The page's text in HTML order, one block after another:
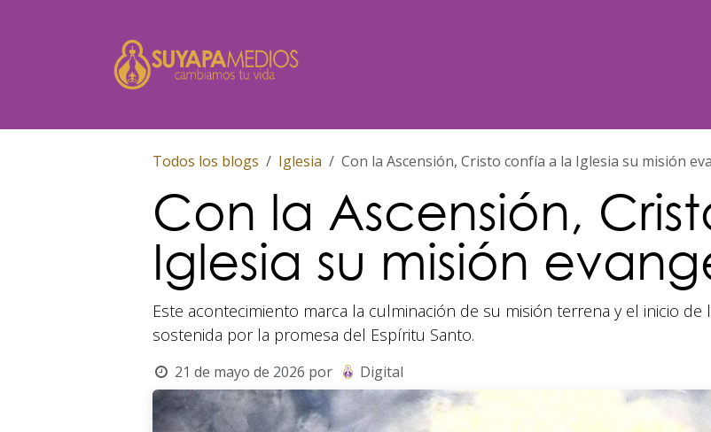
Todos los blogs Iglesia Con la Ascensión, Cristo confía a la Iglesia su misión
Con la Ascensión,
Iglesia su misión
Este acontecimiento marca la culminación de su misión terrena y el inicio
sostenida por la promesa del Espíritu Santo.
21 de mayo de 2026 por Digital